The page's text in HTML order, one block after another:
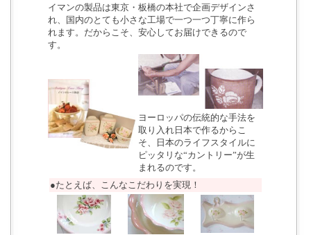
イマンの製品は東京・板橋の本社で企画デザインさ
れ、国内のとても小さな工場で一つ一つ丁寧に作ら
れます。だからこそ、安心してお届けできるので
す。
ヨーロッパの伝統的な手法を
取り入れ日本で作るからこ
そ、日本のライフスタイルに
ピッタリな“カントリー”が生
まれるのです。
●たとえば、こんなこだわりを実現！